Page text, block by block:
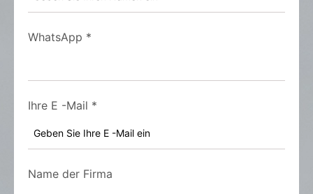
WhatsApp *
Ihre E -Mail *
Name der Firma